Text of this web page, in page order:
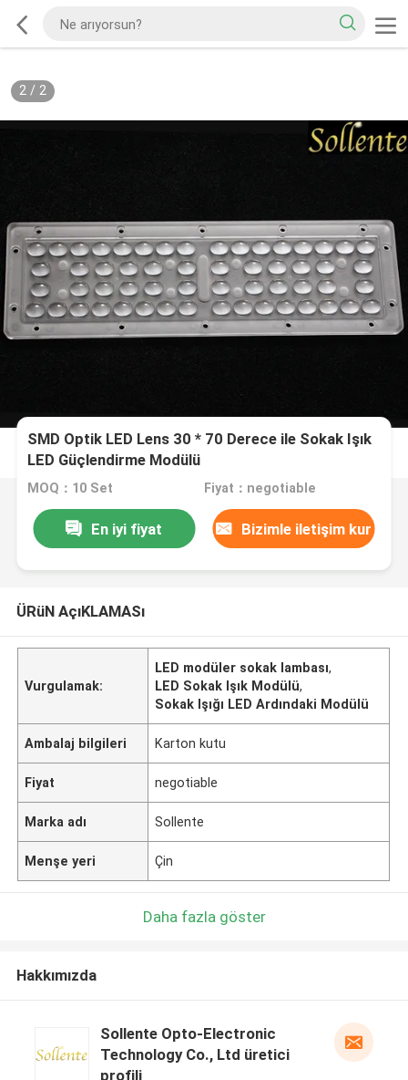
2/ 2
SMD Optik LED Lens 30 * 70 Derece ile Sokak Işık
LED Güçlendirme Modülü
MOQ：10 Set Fiyat：negotiable
En iyi fiyat Bizimle iletişim kur
ÜRüN AçıKLAMASı
Vurgulamak:
LED modüler sokak lambası,
LED Sokak Işık Modülü,
Sokak Işığı LED Ardındaki Modülü
Ambalaj bilgileri Karton kutu
Fiyat negotiable
Marka adı Sollente
Menşe yeri Çin
Daha fazla göster
Hakkımızda
Sollente Opto-Electronic
Technology Co., Ltd üretici
profili